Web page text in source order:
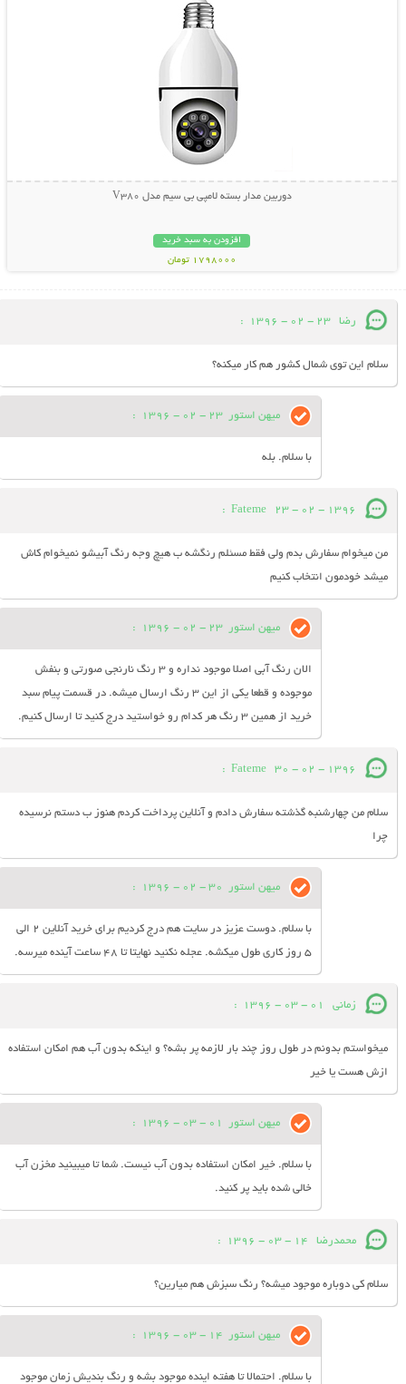
دوربین مدار بسته لامپی بی سیم مدل V380
افزودن به سبد خرید
1798000 تومان
رضا 23 - 02 - 1396
:
سلام این توی شمال کشور هم کار میکنه؟
میهن استور 23 - 02 - 1396
:
با سلام. بله
Fateme 23 - 02 - 1396
:
من میخوام سفارش بدم ولی فقط مسئلم رنگشه ب هیچ وجه رنگ آبیشو نمیخوام کاش
میشد خودمون انتخاب کنیم
میهن استور 23 - 02 - 1396
:
الان رنگ آبی اصلا موجود نداره و 3 رنگ نارنجی صورتی و بنفش
موجوده و قطعا یکی از این 3 رنگ ارسال میشه. در قسمت پیام سبد
خرید از همین 3 رنگ هر کدام رو خواستید درج کنید تا ارسال کنیم.
Fateme 30 - 02 - 1396
:
سلام من چهارشنبه گذشته سفارش دادم و آنلاین پرداخت کردم هنوز ب دستم نرسیده
چرا
میهن استور 30 - 02 - 1396
:
با سلام. دوست عزیز در سایت هم درج کردیم برای خرید آنلاین 2 الی
5 روز کاری طول میکشه. عجله نکنید نهایتا تا 48 ساعت آینده میرسه.
زمانی 01 - 03 - 1396
:
میخواستم بدونم در طول روز چند بار لازمه پر بشه؟ و اینکه بدون آب هم امکان استفاده
ازش هست یا خیر
میهن استور 01 - 03 - 1396
:
با سلام. خیر امکان استفاده بدون آب نیست. شما تا میبینید مخزن آب
خالی شده باید پر کنید.
محمدرضا 14 - 03 - 1396
:
سلام کی دوباره موجود میشه؟ رنگ سبزش هم میارین؟
میهن استور 14 - 03 - 1396
:
با سلام. احتمالا تا هفته اینده موجود بشه و رنگ بندیش زمان موجود